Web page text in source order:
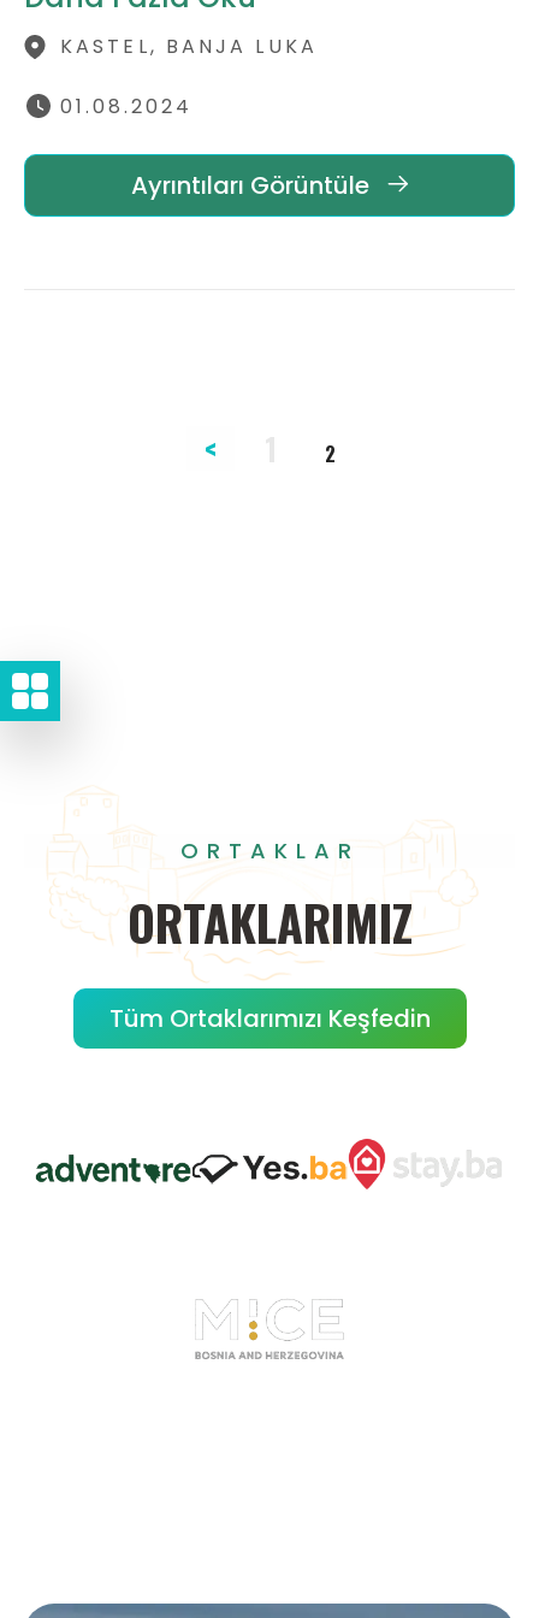
KASTEL, BANJA LUKA
01.08.2024
Ayrıntıları Görüntüle
<
2
ORTAKLAR
ORTAKLARIMIZ
Tüm Ortaklarımızı Keşfedin